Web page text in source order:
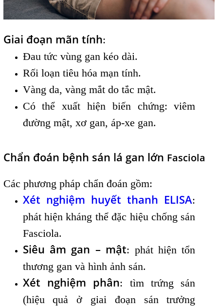
Giai đoạn mãn tính:
Đau tức vùng gan kéo dài.
Rối loạn tiêu hóa mạn tính.
Vàng da, vàng mắt do tắc mật.
Có thể xuất hiện biến chứng: viêm
đường mật, xơ gan, áp-xe gan.
Chẩn đoán bệnh sán lá gan lớn Fasciola
Các phương pháp chẩn đoán gồm:
Xét nghiệm huyết thanh ELISA:
phát hiện kháng thể đặc hiệu chống sán
Fasciola.
Siêu âm gan – mật: phát hiện tổn
thương gan và hình ảnh sán.
Xét nghiệm phân: tìm trứng sán
(hiệu quả ở giai đoạn sán trưởng